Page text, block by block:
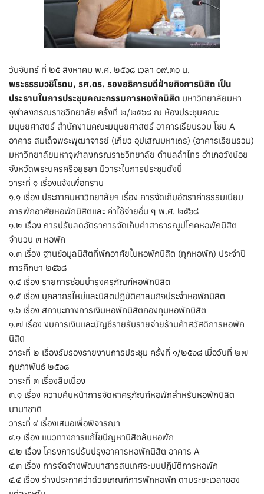
วันจันทร์ ที่ ๒๕ สิงหาคม พ.ศ. ๒๕๖๘ เวลา ๐๙.๓๐ น.
พระธรรมวชิโรดม, รศ.ดร. รองอธิการบดีฝ่ายกิจการนิสิต เป็น
ประธานในการประชุมคณะกรรมการหอพักนิสิต มหาวิทยาลัยมหา
จุฬาลงกรณราชวิทยาลัย ครั้งที่ ๒/๒๕๖๘ ณ ห้องประชุมคณะ
มนุษยศาสตร์ สำนักงานคณะมนุษยศาสตร์ อาคารเรียนรวม โซน A
อาคาร สมเด็จพระพุฒาจารย์ (เกี่ยว อุปเสณมหาเถร) (อาคารเรียนรวม)
มหาวิทยาลัยมหาจุฬาลงกรณราชวิทยาลัย ตำบลลำไทร อำเภอวังน้อย
จังหวัดพระนครศรีอยุธยา มีวาระในการประชุมดังนี้
วาระที่ ๑ เรื่องแจ้งเพื่อทราบ
๑.๑ เรื่อง ประกาศมหาวิทยาลัยฯ เรื่อง การจัดเก็บอัตราค่าธรรมเนียม
การพักอาศัยหอพักนิสิตและ ค่าใช้จ่ายอื่น ๆ พ.ศ. ๒๕๖๘
๑.๒ เรื่อง การปรับลดอัตราการจัดเก็บค่าสาธารณูปโภคหอพักนิสิต
จำนวน ๓ หอพัก
๑.๓ เรื่อง ฐานข้อมูลนิสิตที่พักอาศัยในหอพักนิสิต (ทุกหอพัก) ประจำปี
การศึกษา ๒๕๖๘
๑.๔ เรื่อง รายการซ่อมบำรุงครุภัณฑ์หอพักนิสิต
๑.๕ เรื่อง บุคลากรใหม่และนิสิตปฏิบัติศาสนกิจประจำหอพักนิสิต
๑.๖ เรื่อง สถานะทางการเงินหอพักนิสิตกองทุนหอพักนิสิต
๑.๗ เรื่อง งบการเงินและบัญชีรายรับรายจ่ายร้านค้าสวัสดิการหอพัก
นิสิต
วาระที่ ๒ เรื่องรับรองรายงานการประชุม ครั้งที่ ๑/๒๕๖๘ เมื่อวันที่ ๒๗
กุมภาพันธ์ ๒๕๖๘
วาระที่ ๓ เรื่องสืบเนื่อง
๓.๑ เรื่อง ความคืบหน้าการจัดหาครุภัณฑ์หอพักสำหรับหอพักนิสิต
นานาชาติ
วาระที่ ๔ เรื่องเสนอเพื่อพิจารณา
๔.๑ เรื่อง แนวทางการแก้ไขปัญหานิสิตล้นหอพัก
๔.๒ เรื่อง โครงการปรับปรุงอาคารหอพักนิสิต อาคาร A
๔.๓ เรื่อง การจัดจ้างพัฒนาสารสนเทศระบบปฏิบัติการหอพัก
๔.๔ เรื่อง ร่างประกาศว่าด้วยเกณฑ์การพักหอพัก ตามระยะเวลาของ